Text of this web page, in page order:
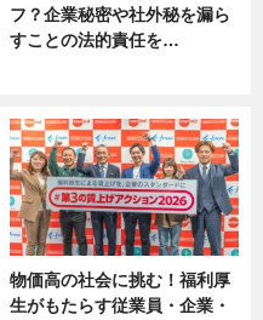
フ？企業秘密や社外秘を漏ら
すことの法的責任を…
物価高の社会に挑む！福利厚
生がもたらす従業員・企業・